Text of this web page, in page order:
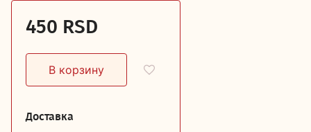
450 RSD
Доставка